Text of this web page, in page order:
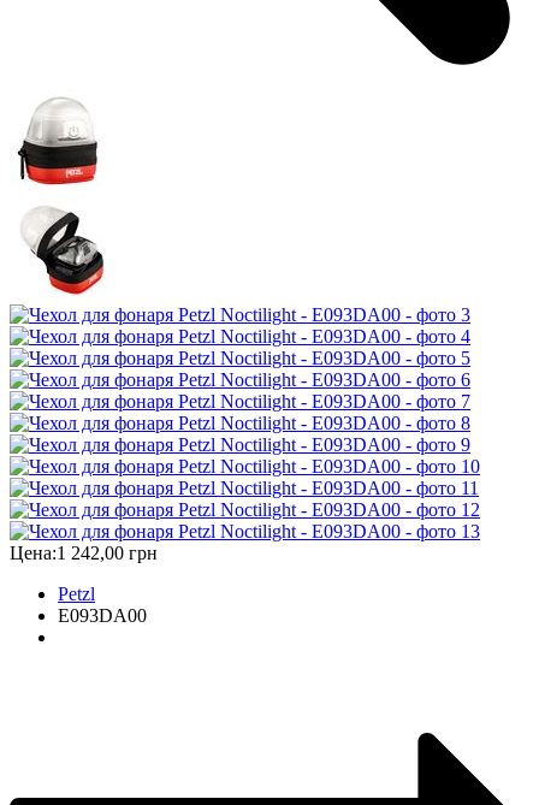
Цена:1 242,00 грн
Petzl
E093DA00